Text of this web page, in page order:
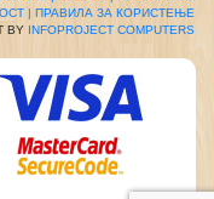
|
ПРАВИЛА ЗА КОРИСТЕЊЕ
BY
INFOPROJECT COMPUTERS